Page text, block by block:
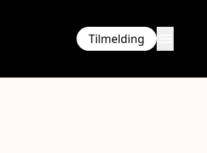
Tilmelding